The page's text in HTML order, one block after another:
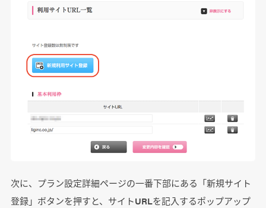
次に、プラン設定詳細ページの一番下部にある「新規サイト
登録」ボタンを押すと、サイトURLを記入するポップアップ